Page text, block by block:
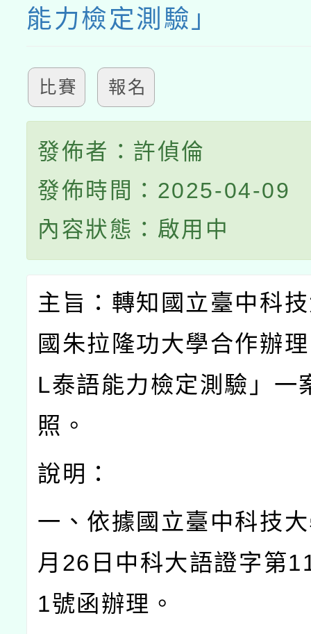
能力檢定測驗」
比賽 報名
發佈者：許偵倫
發佈時間：2025-04-09
內容狀態：啟用中
主旨：轉知國立臺中科
國朱拉隆功大學合作辦
L泰語能力檢定測驗」一
照。
說明：
一、依據國立臺中科技
月 26 日中科大語證字第
1號函辦理。